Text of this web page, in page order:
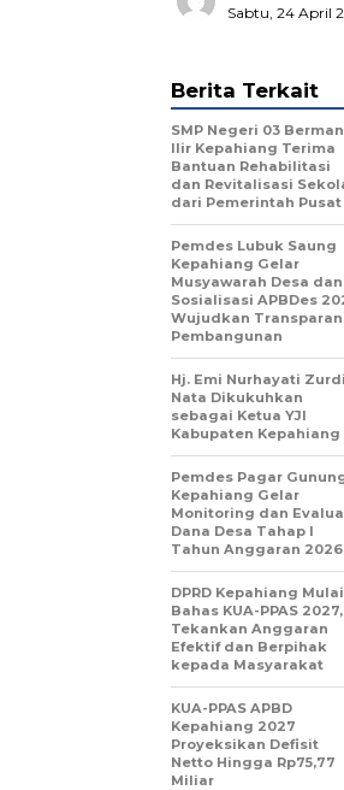
Sabtu, 24 April
Berita Terkait
SMP Negeri 03
Ilir Kepahiang Terima
Bantuan Rehabilitasi
dan Revitalisasi
dari Pemerintah Pusat
Pemdes Lubuk Saung
Kepahiang Gelar
Musyawarah Desa dan
Sosialisasi APBDes
Wujudkan
Pembangunan
Hj. Emi Nurhayati Zurdi
Nata Dikukuhkan
sebagai Ketua YJI
Kabupaten Kepahiang
Pemdes Pagar
Kepahiang Gelar
Monitoring dan
Dana Desa Tahap I
Tahun Anggaran 2026
DPRD Kepahiang Mulai
Bahas KUA-PPAS 2027,
Tekankan Anggaran
Efektif dan Berpihak
kepada Masyarakat
KUA-PPAS APBD
Kepahiang 2027
Proyeksikan Defisit
Netto Hingga Rp75,77
Miliar